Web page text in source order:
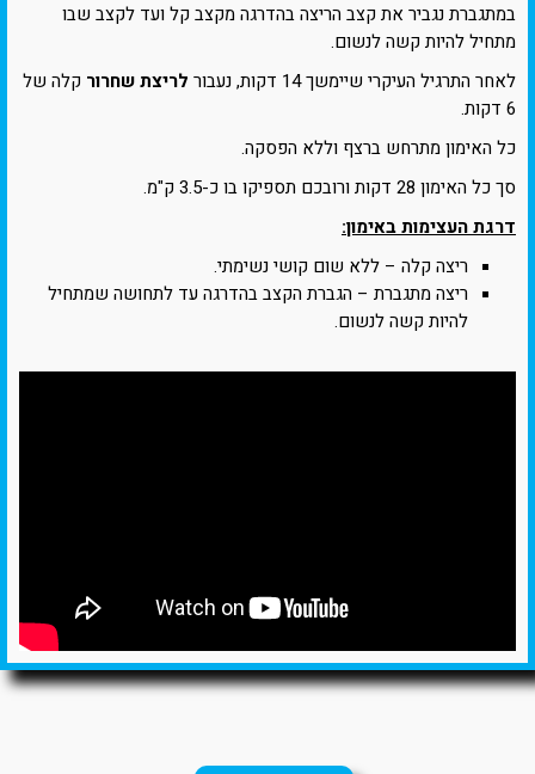
במתגברת נגביר את קצב הריצה בהדרגה מקצב קל ועד לקצב שבו
מתחיל להיות קשה לנשום.
לאחר התרגיל העיקרי שיימשך 14 דקות, נעבור
לריצת שחרור קלה של
6 דקות.
כל האימון מתרחש ברצף וללא הפסקה.
סך כל האימון 28 דקות ורובכם תספיקו בו כ-3.5 ק"מ.
דרגת העצימות באימון:
ריצה קלה – ללא שום קושי נשימתי.
ריצה מתגברת – הגברת הקצב בהדרגה עד לתחושה שמתחיל
להיות קשה לנשום.